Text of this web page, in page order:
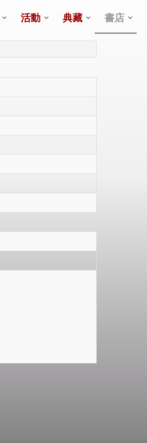
活動 典藏 書店